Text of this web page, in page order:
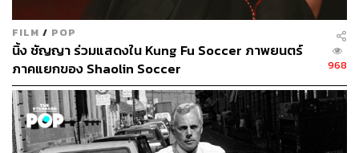
ในฟอรัมหนัง
ติดอยู่กับดาวแพนดอราเช่นกัน และผู้คนเหล่านั้นต้องการสิ่ง
เดียวกันคือชีวิตใหม่ โอกาสใหม่ ในร่าง/วิถีชีวิตชาวนาวี ซึ่ง
บางคนถึงกับไปดูหนังเรื่องนี้บ่อยๆ เพื่อที่จะรู้สึกหลุดพ้นจาก
โลกใบนี้ชั่วขณะ และเริ่มทำการเก็บเกี่ยวทริกที่เรียนรู้จาก
หนัง และการรีเสิร์ชเพื่อปรับใช้กับชีวิต ให้ตัวเองมีความสุขยิ่ง
ขึ้นเหมือนไลฟ์สไตล์ชาวนาวี
FILM / POP
นิ้ง ชัญญา ร่วมแสดงใน Kung Fu Soccer ภาพยนตร์
ภาคแยกของ Shaolin Soccer
968